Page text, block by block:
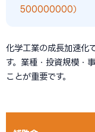
500000000）
化学工業の成長加速化
す。業種・投資規模・
ことが重要です。